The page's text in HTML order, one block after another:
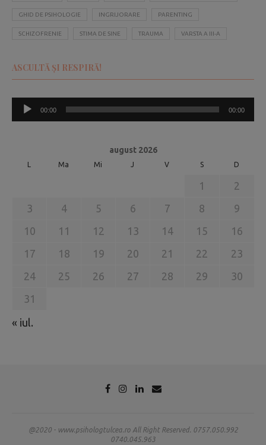
GHID DE PSIHOLOGIE INGRIJORARE PARENTING
SCHIZOFRENIE STIMA DE SINE TRAUMA VARSTA A III-A
ASCULTĂ ȘI RESPIRĂ!
Player
audio
00:00 00:00
august 2026
Ma Mi J V S D
1
2
3
4 5 6 7 8
9
10
11 12 13 14 15
16
17
18 19 20 21 22
23
24
25 26 27 28 29
30
31
« iul.
@2020 - www.psihologtulcea.ro All Right Reserved. 0757.050.992
0740.045.963